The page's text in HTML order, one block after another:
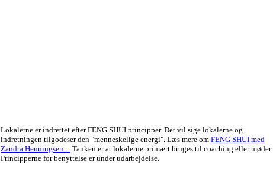
Lokalerne er indrettet efter FENG SHUI principper. Det vil sige lokalerne og
indretningen tilgodeser den "menneskelige energi". Læs mere om FENG SHUI med
Zandra Henningsen ... Tanken er at lokalerne primært bruges til coaching eller møder.
Principperne for benyttelse er under udarbejdelse.